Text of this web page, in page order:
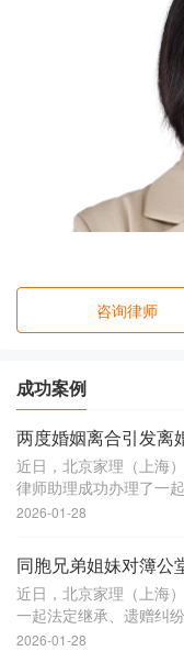
咨询律师
成功案例
近日，北京家理（上海
律师助理成功办理了一
韩先生妥善解决了离婚
2026-01-28
近日，北京家理（上海
一起法定继承、遗赠纠
案件得到妥善解决，让
2026-01-28